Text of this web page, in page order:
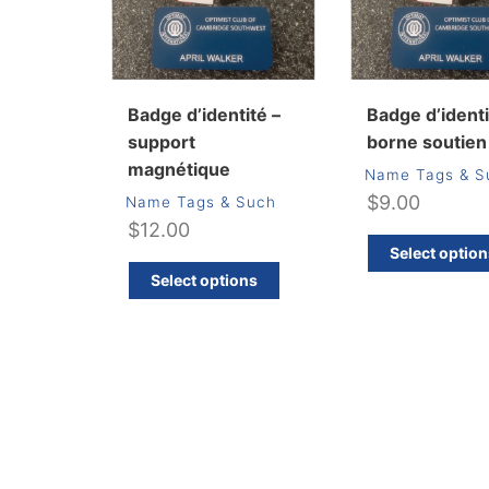
Badge d’identité –
support
magnétique
Name Tags & Such
$12.00
Select options
Badge
borne soutien
Name Tags &
$9.00
Select